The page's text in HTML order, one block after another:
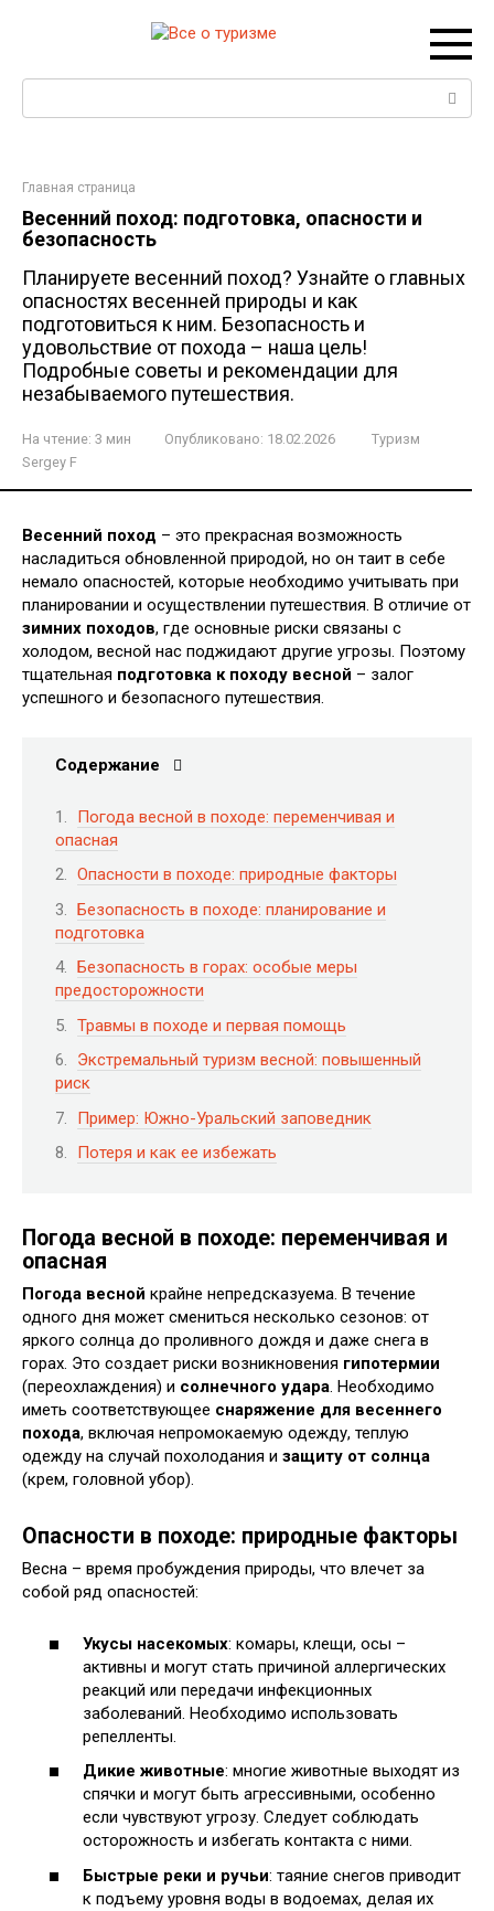
Главная страница
Весенний поход: подготовка, опасности и
безопасность
Планируете весенний поход? Узнайте о главных
опасностях весенней природы и как
подготовиться к ним. Безопасность и
удовольствие от похода – наша цель!
Подробные советы и рекомендации для
незабываемого путешествия.
На чтение: 3 мин Опубликовано: 18.02.2026
Туризм
Sergey F
Весенний поход – это прекрасная возможность
насладиться обновленной природой, но он таит в себе
немало опасностей, которые необходимо учитывать при
планировании и осуществлении путешествия. В отличие от
зимних походов, где основные риски связаны с
холодом, весной нас поджидают другие угрозы. Поэтому
тщательная подготовка к походу весной – залог
успешного и безопасного путешествия.
Содержание
Погода весной в походе: переменчивая и
опасная
Опасности в походе: природные факторы
Безопасность в походе: планирование и
подготовка
Безопасность в горах: особые меры
предосторожности
Травмы в походе и первая помощь
Экстремальный туризм весной: повышенный
риск
Пример: Южно-Уральский заповедник
Потеря и как ее избежать
Погода весной в походе: переменчивая и
опасная
Погода весной крайне непредсказуема. В течение
одного дня может смениться несколько сезонов: от
яркого солнца до проливного дождя и даже снега в
горах. Это создает риски возникновения гипотермии
(переохлаждения) и солнечного удара. Необходимо
иметь соответствующее снаряжение для весеннего
похода, включая непромокаемую одежду, теплую
одежду на случай похолодания и защиту от солнца
(крем, головной убор).
Опасности в походе: природные факторы
Весна – время пробуждения природы, что влечет за
собой ряд опасностей:
Укусы насекомых: комары, клещи, осы –
активны и могут стать причиной аллергических
реакций или передачи инфекционных
заболеваний. Необходимо использовать
репелленты.
Дикие животные: многие животные выходят из
спячки и могут быть агрессивными, особенно
если чувствуют угрозу. Следует соблюдать
осторожность и избегать контакта с ними.
Быстрые реки и ручьи: таяние снегов приводит
к подъему уровня воды в водоемах, делая их